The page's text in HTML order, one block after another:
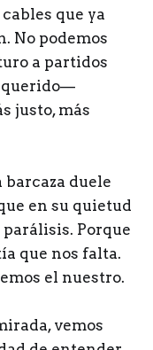
que ya
No podemos
a partidos
querido—
justo, más
barcaza duele
en su quietud
Porque
que nos falta.
el nuestro.
vemos